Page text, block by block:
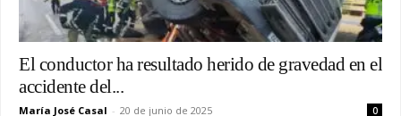
El conductor ha resultado herido de gravedad en el
accidente del...
María José Casal - 20 de junio de 2025 0